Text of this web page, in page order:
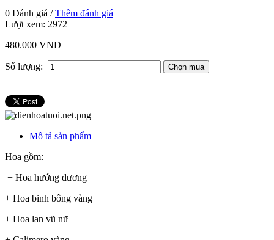
0 Đánh giá /Thêm đánh giá
Lượt xem: 2972
480.000 VND
Số lượng:
Mô tả sản phẩm
Hoa gồm:
+ Hoa hướng dương
+ Hoa binh bông vàng
+ Hoa lan vũ nữ